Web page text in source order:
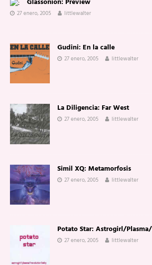
27 enero, 2005 littlewalter
Gudini: En la calle
27 enero, 2005 littlewalter
La Diligencia: Far West
27 enero, 2005 littlewalter
Simil XQ: Metamorfosis
27 enero, 2005 littlewalter
Potato Star: Astrogirl/
27 enero, 2005 littlewalter